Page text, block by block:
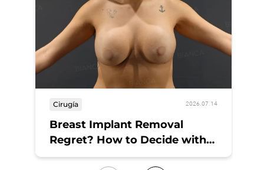
Cirugía 2026.07.14
Breast Implant Removal
Regret? How to Decide with
Confidence at a Tokyo